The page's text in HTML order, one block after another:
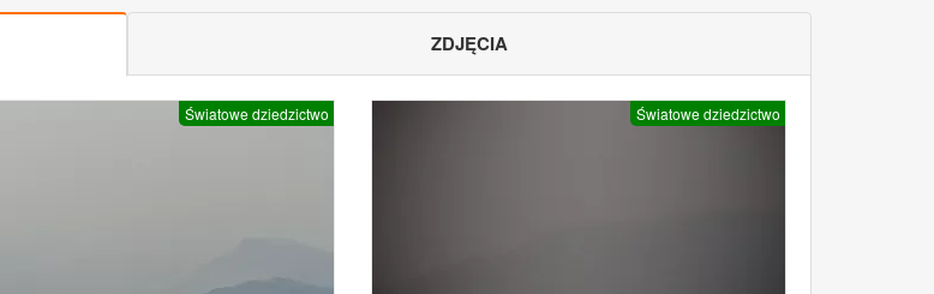
ZDJĘCIA
Światowe dziedzictwo Światowe dziedzictwo